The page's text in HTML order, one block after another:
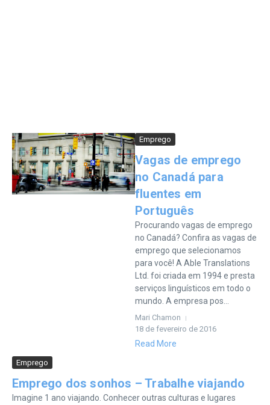
Emprego
Vagas de emprego
no Canadá para
fluentes em
Português
Procurando vagas de emprego
no Canadá? Confira as vagas de
emprego que selecionamos
para você! A Able Translations
Ltd. foi criada em 1994 e presta
serviços linguísticos em todo o
mundo. A empresa pos...
Mari Chamon
18 de fevereiro de 2016
Read More
Emprego
Emprego dos sonhos – Trabalhe viajando
Imagine 1 ano viajando. Conhecer outras culturas e lugares